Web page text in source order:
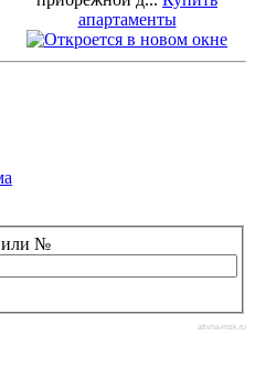
апартаменты
или №
afisha-msk.ru